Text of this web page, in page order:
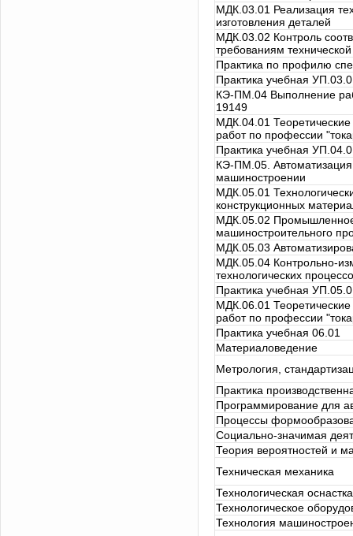
МДК.03.01 Реализация
изготовления деталей
МДК.03.02 Контроль
требованиям
Практика по профилю
Практика учебная
КЭ-ПМ.04 Выполнение
19149
МДК.04.01
работ по профессии
Практика учебная
КЭ-ПМ.05. Автоматизация
машиностроении
МДК.05.01
конструкционных
МДК.05.02
машиностроительного
МДК.05.03
МДК.05.04 Контрольно-
технологических
Практика учебная
МДК.06.01
работ по профессии
Практика учебная 06.01
Материаловедение
Метрология,
Практика
Программирование для
Процессы
Социально-значимая
Теория вероятностей и
Техническая механика
Технологическая оснастка
Технологическое
Технология